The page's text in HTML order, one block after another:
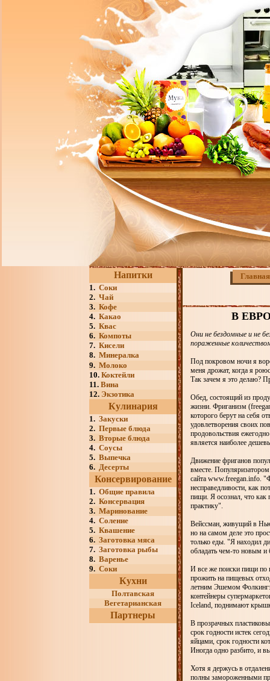
Напитки
1. Соки
2. Чай
3. Кофе
4. Какао
5. Квас
6. Компоты
7. Кисели
8. Минералка
9. Молоко
10. Коктейли
11. Вина
12. Экзотика
Кулинария
1. Закуски
2. Первые блюда
3. Вторые блюда
4. Соусы
5. Выпечка
6. Десерты
Консервирование
1. Общие правила
2. Консервация
3. Маринование
4. Соление
5. Квашение
6. Заготовка мяса
7. Заготовка рыбы
8. Варенье
9. Соки
Кухни
Полтавская
Вегетарианская
Партнеры
Главная
В
Они не бездомные и не
пораженные
Под покровом ночи я
меня дрожат, когда я
Так зачем я это делаю?
Обед, состоящий из
жизни. Фриганизм
которого берут на себя
удовлетворения своих
продовольствия
является наиболее
Движение фриганов
вместе.
сайта www.freegan.info.
несправедливости, как
пищи. Я осознал, что как
практику".
Вейссман, живущий в
но на самом деле это
только еды. "Я находил
обладать чем-то новым
И все же поиски пищи по
прожить на пищевых
летним Эшемом
контейнеры
Iceland, поднимают
В прозрачных
срок годности истек
яйцами, срок годности
Иногда одно разбито, и
Хотя я держусь в
полны замороженными